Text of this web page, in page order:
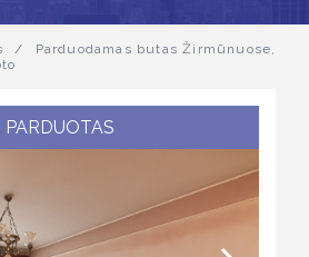
/
Parduodamas butas Žirmūnuose,
PARDUOTAS